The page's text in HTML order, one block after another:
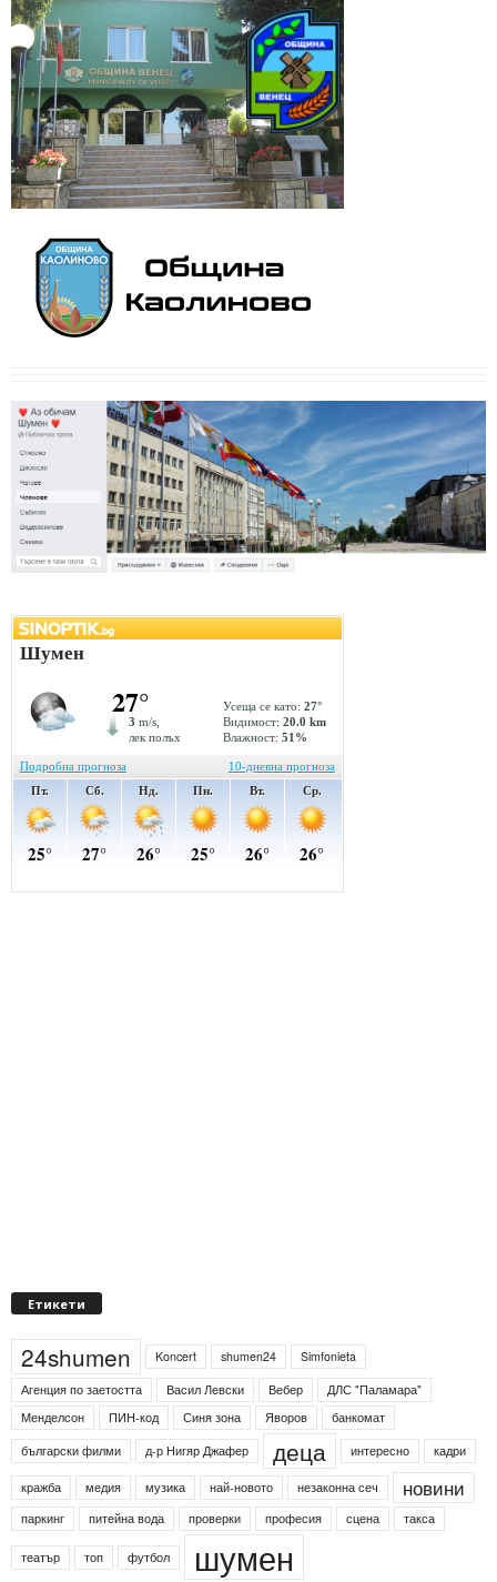
Етикети
24shumen Koncert shumen24
Simfonieta
Агенция по заетостта
Васил Левски Вебер
ДЛС "Паламара"
Менделсон
ПИН-код Синя зона Яворов
банкомат
български филми
д-р Нигяр Джафер деца интересно кадри
кражба медия музика най-новото незаконна сеч новини
паркинг питейна вода проверки професия сцена такса
театър топ футбол шумен